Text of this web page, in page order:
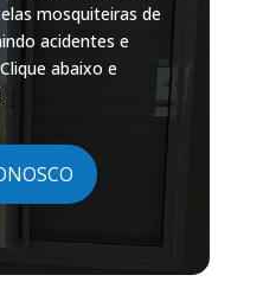
mosquiteiras de
acidentes e
abaixo e